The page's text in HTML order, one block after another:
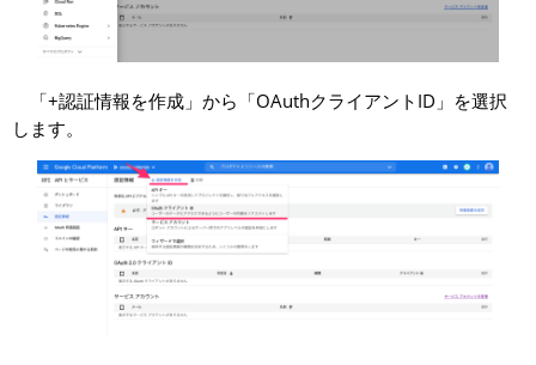
「+認証情報を作成」から「OAuthクライアントID」を選択
します。